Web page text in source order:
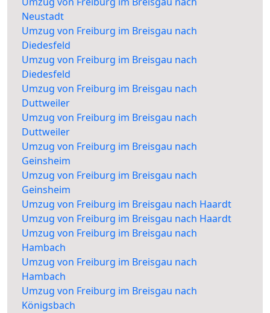
Neustadt
Umzug von Freiburg im Breisgau nach
Diedesfeld
Umzug von Freiburg im Breisgau nach
Diedesfeld
Umzug von Freiburg im Breisgau nach
Duttweiler
Umzug von Freiburg im Breisgau nach
Duttweiler
Umzug von Freiburg im Breisgau nach
Geinsheim
Umzug von Freiburg im Breisgau nach
Geinsheim
Umzug von Freiburg im Breisgau nach Haardt
Umzug von Freiburg im Breisgau nach Haardt
Umzug von Freiburg im Breisgau nach
Hambach
Umzug von Freiburg im Breisgau nach
Hambach
Umzug von Freiburg im Breisgau nach
Königsbach